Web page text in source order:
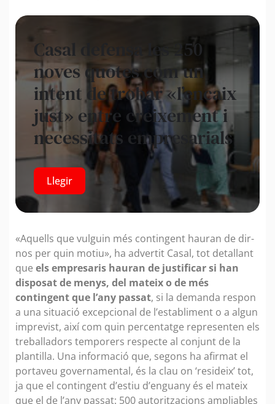
Casal defensa les 250
noves quotes com un
intent de trobar «l’encaix
just» entre creixement i
necessitats empresarials
Llegir
«Aquells que vulguin més contingent hauran de dir-
nos per quin motiu», ha advertit Casal, tot detallant
que els empresaris hauran de justificar si han
disposat de menys, del mateix o de més
contingent que l’any passat, si la demanda respon
a una situació excepcional de l’establiment o a algun
imprevist, així com quin percentatge representen els
treballadors temporers respecte al conjunt de la
plantilla. Una informació que, segons ha afirmat el
portaveu governamental, és la clau on ‘resideix’ tot,
ja que el contingent d’estiu d’enguany és el mateix
que el de l’any passat: 500 autoritzacions ampliables